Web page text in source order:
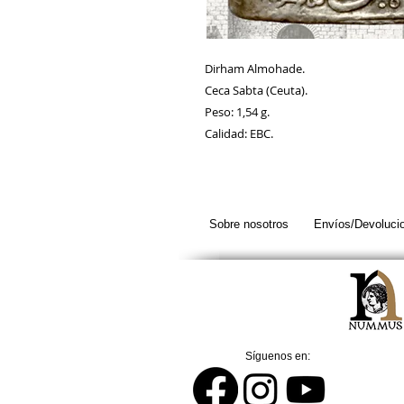
Dirham Almohade.
Ceca Sabta (Ceuta).
Peso: 1,54 g.
Calidad: EBC.
Sobre nosotros Envíos/
Síguenos en: